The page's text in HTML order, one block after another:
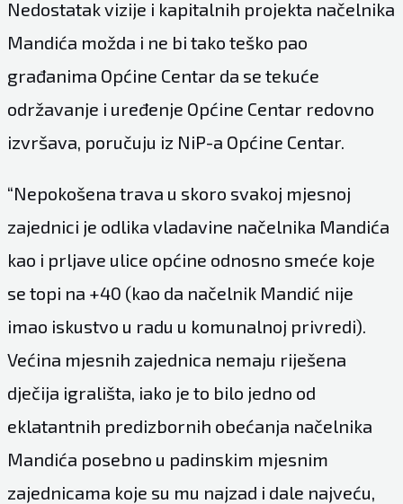
Nedostatak vizije i kapitalnih projekta načelnika
Mandića možda i ne bi tako teško pao
građanima Općine Centar da se tekuće
održavanje i uređenje Općine Centar redovno
izvršava, poručuju iz NiP-a Općine Centar.
“Nepokošena trava u skoro svakoj mjesnoj
zajednici je odlika vladavine načelnika Mandića
kao i prljave ulice općine odnosno smeće koje
se topi na +40 (kao da načelnik Mandić nije
imao iskustvo u radu u komunalnoj privredi).
Većina mjesnih zajednica nemaju riješena
dječija igrališta, iako je to bilo jedno od
eklatantnih predizbornih obećanja načelnika
Mandića posebno u padinskim mjesnim
zajednicama koje su mu najzad i dale najveću,